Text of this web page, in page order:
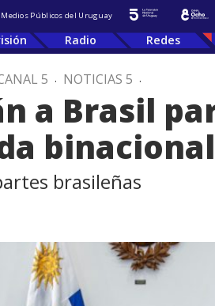
Medios Públicos del Uruguay
Radio Redes
5 . NOTICIAS 5 .
a Brasil
binacional
brasileñas